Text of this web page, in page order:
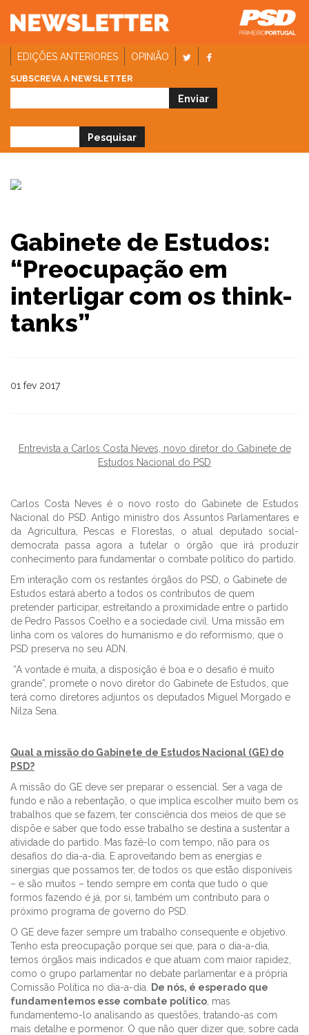
EDIÇÕES ANTERIORES OPINIÃO
SUBSCREVA A NEWSLETTER
Gabinete de Estudos:
“Preocupação em
interligar com os think-
tanks”
01 fev 2017
Entrevista a Carlos Costa Neves, novo diretor do Gabinete de
Estudos Nacional do PSD
Carlos Costa Neves é o novo rosto do Gabinete de Estudos
Nacional do PSD. Antigo ministro dos Assuntos Parlamentares e
da Agricultura, Pescas e Florestas, o atual deputado social-
democrata passa agora a tutelar o órgão que irá produzir
conhecimento para fundamentar o combate político do partido.
Em interação com os restantes órgãos do PSD, o Gabinete de
Estudos estará aberto a todos os contributos de quem
pretender participar, estreitando a proximidade entre o partido
de Pedro Passos Coelho e a sociedade civil. Uma missão em
linha com os valores do humanismo e do reformismo, que o
PSD preserva no seu ADN.
“A vontade é muita, a disposição é boa e o desafio é muito
grande”, promete o novo diretor do Gabinete de Estudos, que
terá como diretores adjuntos os deputados Miguel Morgado e
Nilza Sena.
Qual a missão do Gabinete de Estudos Nacional (GE) do
PSD?
A missão do GE deve ser preparar o essencial. Ser a vaga de
fundo e não a rebentação, o que implica escolher muito bem os
trabalhos que se fazem, ter consciência dos meios de que se
dispõe e saber que todo esse trabalho se destina a sustentar a
atividade do partido. Mas fazê-lo com tempo, não para os
desafios do dia-a-dia. E aproveitando bem as energias e
sinergias que possamos ter, de todos os que estão disponíveis
– e são muitos – tendo sempre em conta que tudo o que
formos fazendo é já, por si, também um contributo para o
próximo programa de governo do PSD.
O GE deve fazer sempre um trabalho consequente e objetivo.
Tenho esta preocupação porque sei que, para o dia-a-dia,
temos órgãos mais indicados e que atuam com maior rapidez,
como o grupo parlamentar no debate parlamentar e a própria
Comissão Política no dia-a-dia.
De nós, é esperado que
fundamentemos esse combate político , mas
fundamentemo-lo analisando as questões, tratando-as com
mais detalhe e pormenor. O que não quer dizer que, sobre cada